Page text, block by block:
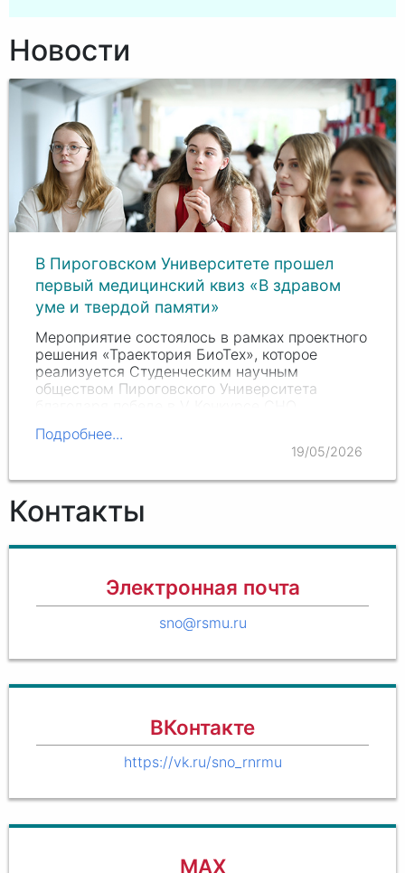
Новости
В Пироговском Университете прошел
первый медицинский квиз «В здравом
уме и твердой памяти»
Мероприятие состоялось в рамках проектного
решения «Траектория БиоТех», которое
реализуется Студенческим научным
обществом Пироговского Университета
серии интеллектуальных игр для…
Подробнее...
19/05/2026
Контакты
Электронная почта
sno@rsmu.ru
ВКонтакте
https://vk.ru/sno_rnrmu
MAX